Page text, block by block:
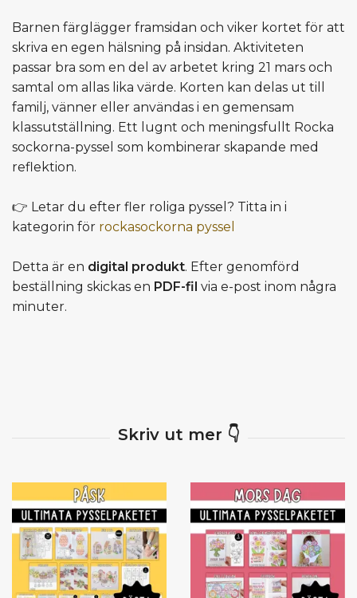
Barnen färglägger framsidan och viker kortet för att
skriva en egen hälsning på insidan. Aktiviteten
passar bra som en del av arbetet kring 21 mars och
samtal om allas lika värde. Korten kan delas ut till
familj, vänner eller användas i en gemensam
klassutställning. Ett lugnt och meningsfullt Rocka
sockorna-pyssel som kombinerar skapande med
reflektion.
👉 Letar du efter fler roliga pyssel? Titta in i
kategorin för rockasockorna pyssel
Detta är en digital produkt. Efter genomförd
beställning skickas en PDF-fil via e-post inom några
minuter.